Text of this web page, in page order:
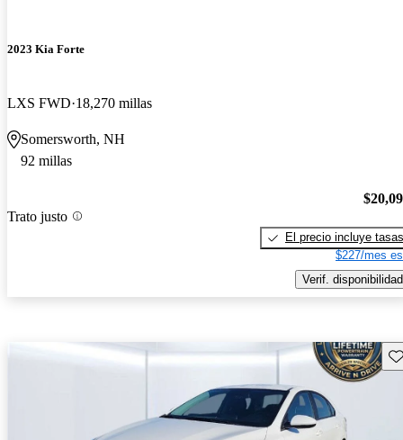
2023 Kia Forte
LXS FWD 18,270 millas
Somersworth, NH
92 millas
Trato justo
El precio incluye tasas
$227/mes
Verif. disponibilidad